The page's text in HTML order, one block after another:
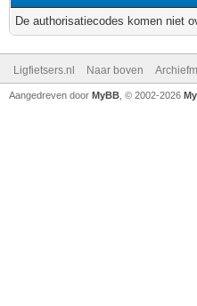
De authorisatiecodes komen niet
Ligfietsers.nl Naar boven
Aangedreven door MyBB , © 2002-2026